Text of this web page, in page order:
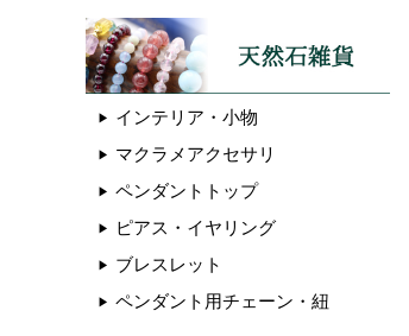
インテリア・小物
マクラメアクセサリ
ペンダントトップ
ピアス・イヤリング
ブレスレット
ペンダント用チェーン・紐